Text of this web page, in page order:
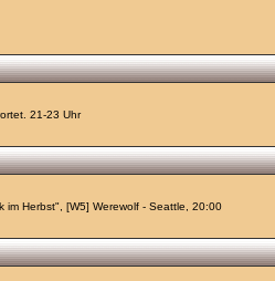
21-23 Uhr
im Herbst", [W5] Werewolf - Seattle, 20:00